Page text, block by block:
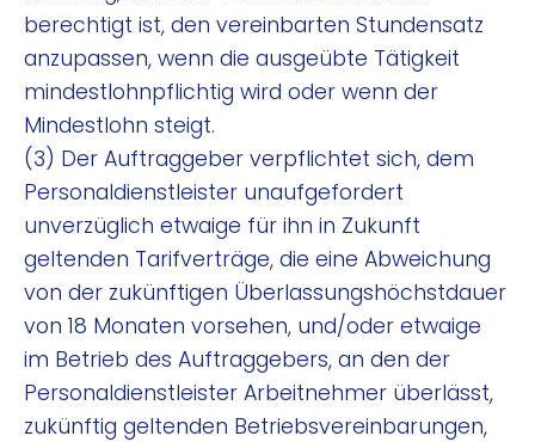
berechtigt ist, den vereinbarten Stundensatz
anzupassen, wenn die ausgeübte Tätigkeit
mindestlohnpflichtig wird oder wenn der
Mindestlohn steigt.
(3) Der Auftraggeber verpflichtet sich, dem
Personaldienstleister unaufgefordert
unverzüglich etwaige für ihn in Zukunft
geltenden Tarifverträge, die eine Abweichung
von der zukünftigen Überlassungshöchstdauer
von 18 Monaten vorsehen, und/oder etwaige
im Betrieb des Auftraggebers, an den der
Personaldienstleister Arbeitnehmer überlässt,
zukünftig geltenden Betriebsvereinbarungen,